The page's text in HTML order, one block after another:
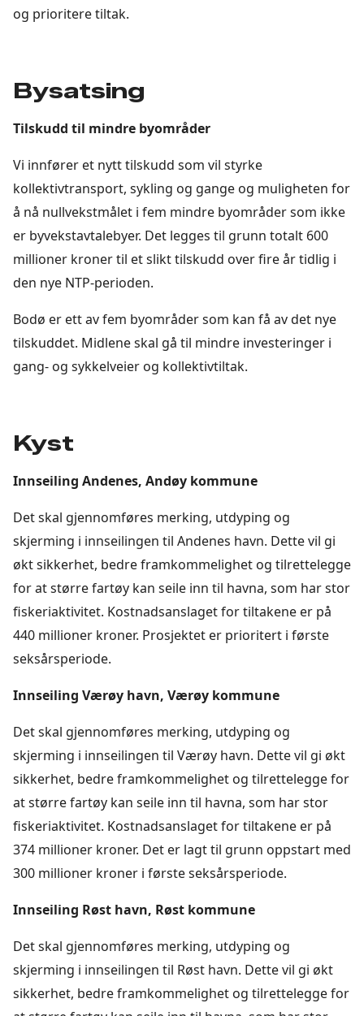
og prioritere tiltak.
Bysatsing
Tilskudd til mindre byområder
Vi innfører et nytt tilskudd som vil styrke
kollektivtransport, sykling og gange og muligheten for
å nå nullvekstmålet i fem mindre byområder som ikke
er byvekstavtalebyer. Det legges til grunn totalt 600
millioner kroner til et slikt tilskudd over fire år tidlig i
den nye NTP-perioden.
Bodø er ett av fem byområder som kan få av det nye
tilskuddet. Midlene skal gå til mindre investeringer i
gang- og sykkelveier og kollektivtiltak.
Kyst
Innseiling Andenes, Andøy kommune
Det skal gjennomføres merking, utdyping og
skjerming i innseilingen til Andenes havn. Dette vil gi
økt sikkerhet, bedre framkommelighet og tilrettelegge
for at større fartøy kan seile inn til havna, som har stor
fiskeriaktivitet. Kostnadsanslaget for tiltakene er på
440 millioner kroner. Prosjektet er prioritert i første
seksårsperiode.
Innseiling Værøy havn, Værøy kommune
Det skal gjennomføres merking, utdyping og
skjerming i innseilingen til Værøy havn. Dette vil gi økt
sikkerhet, bedre framkommelighet og tilrettelegge for
at større fartøy kan seile inn til havna, som har stor
fiskeriaktivitet. Kostnadsanslaget for tiltakene er på
374 millioner kroner. Det er lagt til grunn oppstart med
300 millioner kroner i første seksårsperiode.
Innseiling Røst havn, Røst kommune
Det skal gjennomføres merking, utdyping og
skjerming i innseilingen til Røst havn. Dette vil gi økt
sikkerhet, bedre framkommelighet og tilrettelegge for